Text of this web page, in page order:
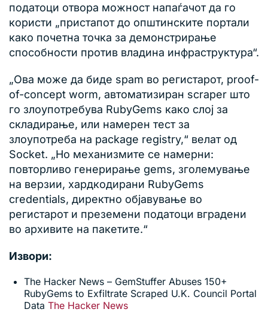
податоци отвора можност напаѓачот да го
користи „пристапот до општинските портали
како почетна точка за демонстрирање
способности против владина инфраструктура“.
„Ова може да биде spam во регистарот, proof-
of-concept worm, автоматизиран scraper што
го злоупотребува RubyGems како слој за
складирање, или намерен тест за
злоупотреба на package registry,“ велат од
Socket. „Но механизмите се намерни:
повторливо генерирање gems, зголемување
на верзии, хардкодирани RubyGems
credentials, директно објавување во
регистарот и преземени податоци вградени
во архивите на пакетите.“
Извори:
The Hacker News – GemStuffer Abuses 150+
RubyGems to Exfiltrate Scraped U.K. Council Portal
Data The Hacker News